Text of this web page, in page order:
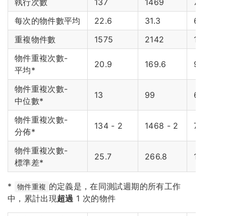
每次的物件數平均
22.6 31.3
65.1
重複物件數
1575 2142
1934
物件重複次數-
平均*
20.9 169.6 97.3
物件重複次數-
中位數*
13 99 66
物件重複次數-
分佈*
134 - 2 1468 - 2 740 - 2
物件重複次數-
標準差*
25.7 266.8 138.6
* 物件重複 的定義是，在同測試週期的所有工作
中，累計出現超過 1 次的物件